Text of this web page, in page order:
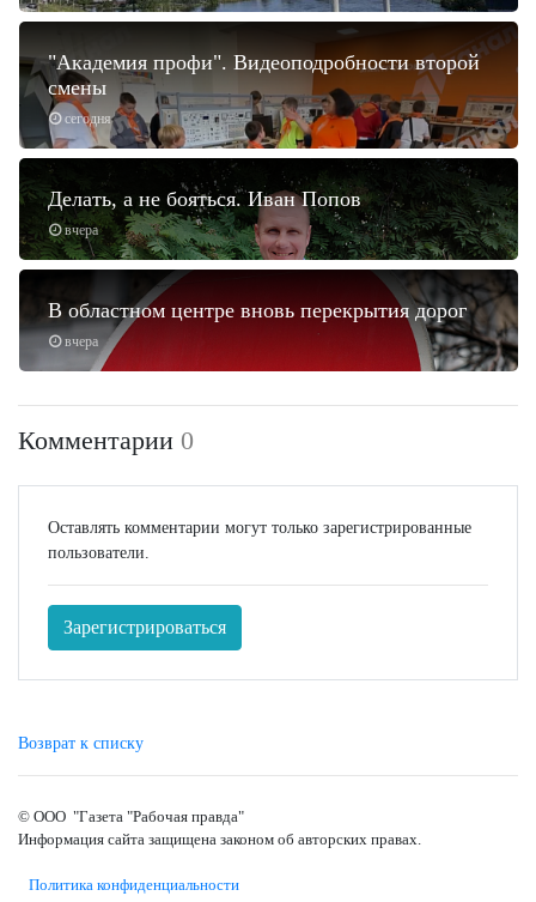
сегодня
"Академия профи". Видеоподробности второй
смены
вчера
Делать, а не бояться. Иван Попов
вчера
В областном центре вновь перекрытия дорог
Комментарии 0
Оставлять комментарии могут только зарегистрированные
пользователи.
Зарегистрироваться
Возврат к списку
© ООО "Газета "Рабочая правда"
Информация сайта защищена законом об авторских правах.
Политика конфиденциальности